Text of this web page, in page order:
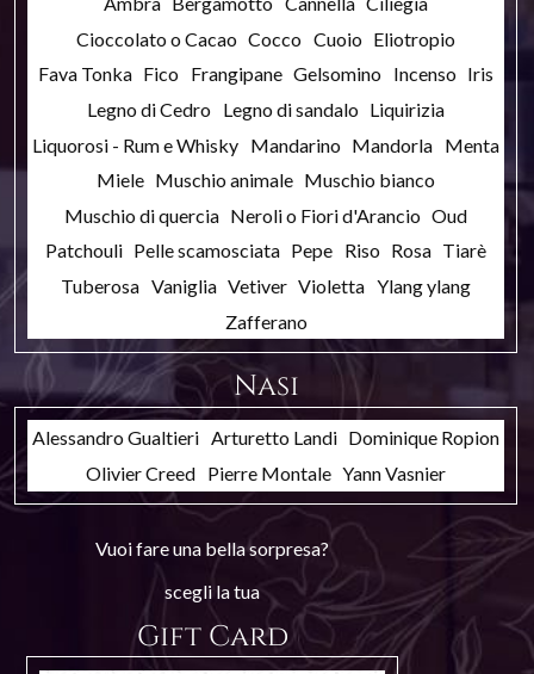
Cioccolato o Cacao Cocco Cuoio Eliotropio
Fava Tonka Fico Frangipane Gelsomino Incenso Iris
Legno di Cedro Legno di sandalo Liquirizia
Liquorosi - Rum e Whisky Mandarino Mandorla Menta
Miele Muschio animale Muschio bianco
Muschio di quercia Neroli o Fiori d'Arancio Oud
Patchouli Pelle scamosciata Pepe Riso Rosa Tiarè
Tuberosa Vaniglia Vetiver Violetta Ylang ylang
Zafferano
Nasi
Alessandro Gualtieri Arturetto Landi Dominique Ropion
Olivier Creed Pierre Montale Yann Vasnier
Vuoi fare una bella sorpresa?
scegli la tua
Gift Card